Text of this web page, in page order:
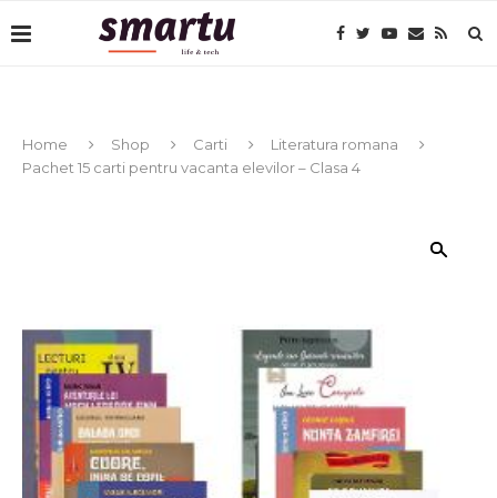
Home Shop Carti
Literatura romana
Pachet 15 carti pentru vacanta elevilor – Clasa 4